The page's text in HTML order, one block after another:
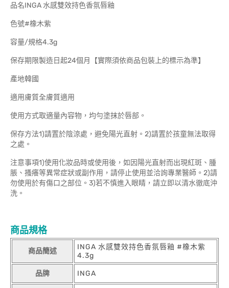
品名INGA 水感雙效持色香氛唇釉
色號#橡木紫
容量/規格4.3g
保存期限製造日起24個月【實際須依商品包裝上的標示為準】
產地韓國
適用膚質全膚質適用
使用方式取適量內容物，均勻塗抹於唇部。
保存方法1)請置於陰涼處，避免陽光直射。2)請置於孩童無法取得
之處。
注意事項1)使用化妝品時或使用後，如因陽光直射而出現紅斑、腫
脹、搔癢等異常症狀或副作用，請停止使用並洽詢專業醫師。2)請
勿使用於有傷口之部位。3)若不慎進入眼睛，請立即以清水徹底沖
洗。
商品規格
商品簡述
INGA 水感雙效持色香氛唇釉 #橡木紫
4.3g
品牌 INGA